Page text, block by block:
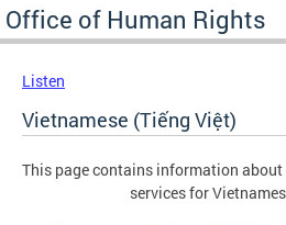
Office of Human Rights
Listen
Vietnamese (Tiếng Việt)
This page contains information
services for